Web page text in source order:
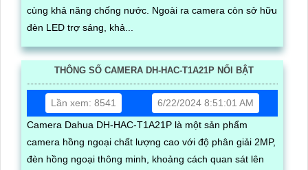
cùng khả năng chống nước. Ngoài ra camera còn sở hữu
đèn LED trợ sáng, khả...
THÔNG SỐ CAMERA DH-HAC-T1A21P NỔI BẬT
Lần xem: 8541
6/22/2024 8:51:01 AM
Camera Dahua DH-HAC-T1A21P là một sản phẩm
camera hồng ngoại chất lượng cao với độ phân giải 2MP,
đèn hồng ngoại thông minh, khoảng cách quan sát lên